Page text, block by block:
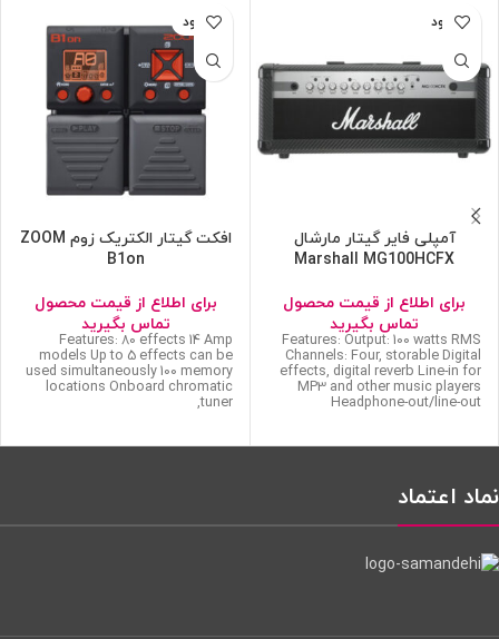
ناموجود
آمپلی فایر گیتار مارشال
Marshall MG100HCFX
برای اطلاع از قیمت محصول
تماس بگیرید
Features: Output: 100 watts RMS
Channels: Four, storable Digital
effects, digital reverb Line-in for
MP3 and other music players
Headphone-out/line-out
ناموجود
افکت گیتار الکتریک زوم ZOOM
B1on
برای اطلاع از قیمت محصول
تماس بگیرید
Features: 80 effects 14 Amp
models Up to 5 effects can be
used simultaneously 100 memory
locations Onboard chromatic
tuner,
نماد اعتماد